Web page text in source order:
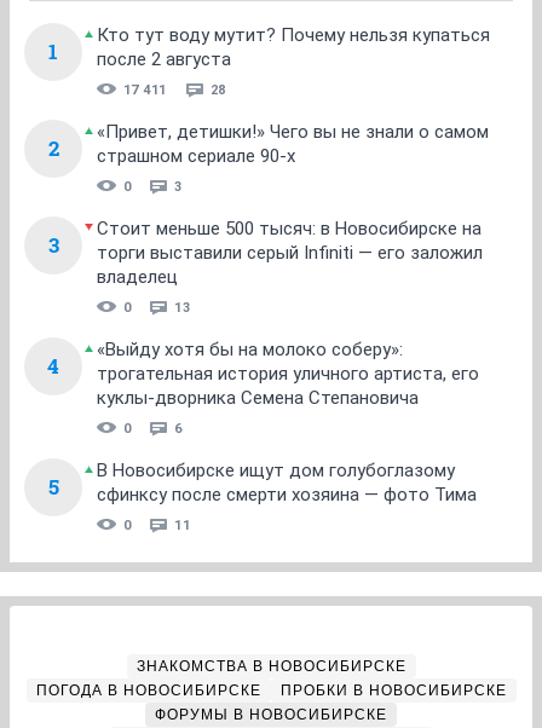
1
Кто тут воду мутит? Почему нельзя купаться
после 2 августа
17 411 28
2
«Привет, детишки!» Чего вы не знали о самом
страшном сериале 90-х
0 3
3
Стоит меньше 500 тысяч: в Новосибирске на
торги выставили серый Infiniti — его заложил
владелец
0 13
4
«Выйду хотя бы на молоко соберу»:
трогательная история уличного артиста, его
куклы-дворника Семена Степановича
0 6
5
В Новосибирске ищут дом голубоглазому
сфинксу после смерти хозяина — фото Тима
0 11
ЗНАКОМСТВА В НОВОСИБИРСКЕ
ПОГОДА В НОВОСИБИРСКЕ
ПРОБКИ В НОВОСИБИРСКЕ
ФОРУМЫ В НОВОСИБИРСКЕ